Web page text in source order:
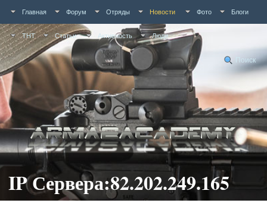
Главная Форум Отряды Новости Фото Блоги
ТНТ Статьи Активность Люди
Поиск
IP Сервера:82.202.249.165